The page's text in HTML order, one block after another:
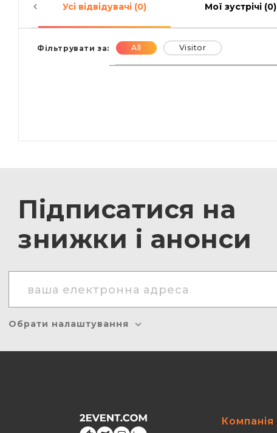
Усі відвідувачі (0) Мої зустрічі (0)
Фільтрувати за: All Visitor
Підписатися на
знижки і анонси
Обрати налаштування
Компанія